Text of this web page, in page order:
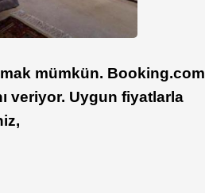
mümkün. Booking.com
veriyor. Uygun fiyatlarla